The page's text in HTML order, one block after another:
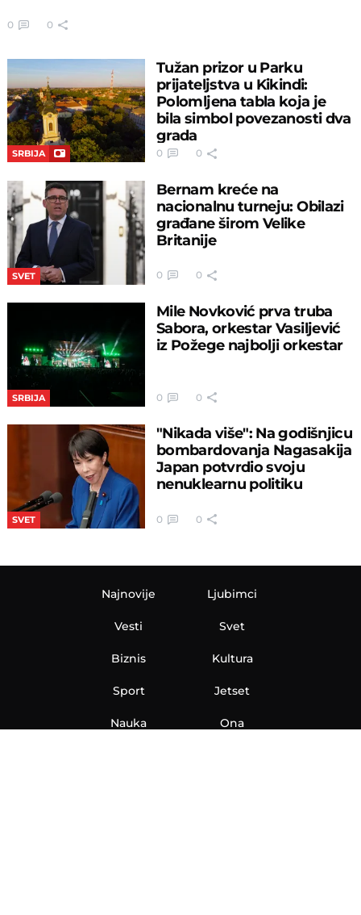
0 0
SRBIJA
Tužan prizor u Parku
prijateljstva u Kikindi:
Polomljena tabla koja je
bila simbol povezanosti dva
grada
0 0
SVET
Bernam kreće na
nacionalnu turneju: Obilazi
građane širom Velike
Britanije
0 0
SRBIJA
Mile Novković prva truba
Sabora, orkestar Vasiljević
iz Požege najbolji orkestar
0 0
SVET
"Nikada više": Na godišnjicu
bombardovanja Nagasakija
Japan potvrdio svoju
nenuklearnu politiku
0 0
Najnovije
Vesti
Biznis
Sport
Nauka
Ljubimci
Svet
Kultura
Jetset
Ona